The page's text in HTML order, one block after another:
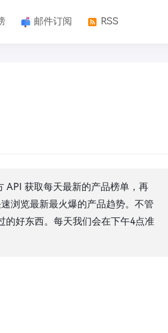
邮件订阅 RSS
获取每天最新的产品榜单，再
浏览最新最火爆的产品趋势。不管
的好东西。每天我们会在下午4点准